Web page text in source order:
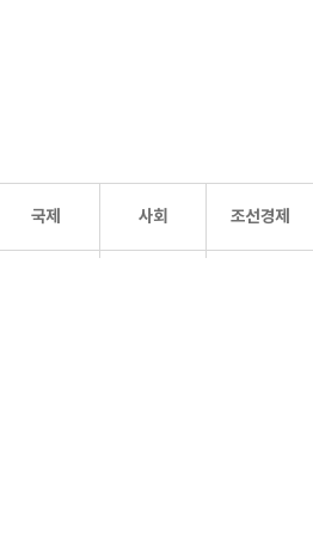
국제 사회 조선경제